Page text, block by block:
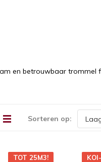
en betrouwbaar trommel
Sorteren op:
TOT 25M3!